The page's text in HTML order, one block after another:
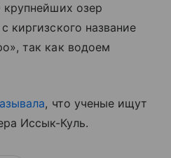
озер
киргизского название
так как водоем
, что ученые ищут
Иссык-Куль.